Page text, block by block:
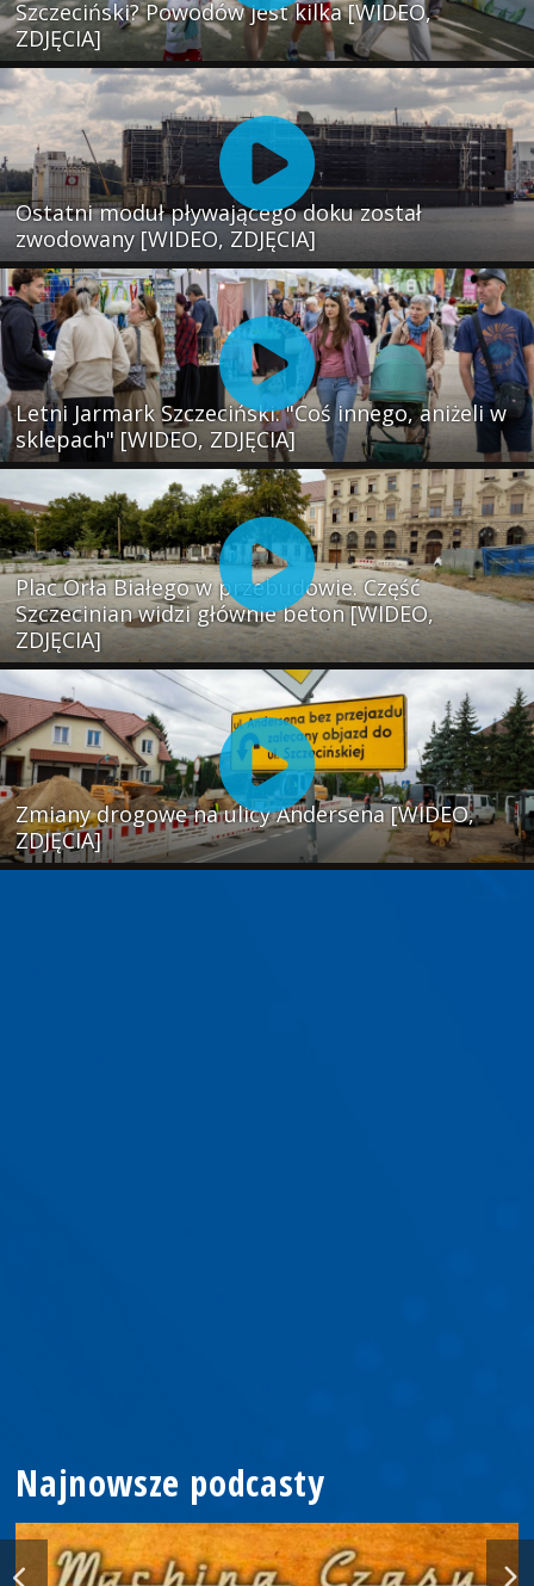
Szczeciński? Powodów jest kilka [WIDEO,
ZDJĘCIA]
Ostatni moduł pływającego doku został
zwodowany [WIDEO, ZDJĘCIA]
Letni Jarmark Szczeciński. "Coś innego, aniżeli w
sklepach" [WIDEO, ZDJĘCIA]
Plac Orła Białego w przebudowie. Część
Szczecinian widzi głównie beton [WIDEO,
ZDJĘCIA]
Zmiany drogowe na ulicy Andersena [WIDEO,
ZDJĘCIA]
Najnowsze podcasty